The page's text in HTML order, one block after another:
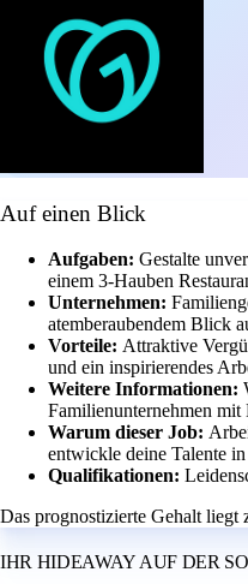
Auf einen Blick
Aufgaben: Gestalte
einem 3-Hauben
Unternehmen:
atemberaubendem Blick
Vorteile: Attraktive
und ein inspirierendes
Weitere Informationen:
Familienunternehmen mit
Warum dieser Job:
entwickle deine Talente
Qualifikationen:
Das prognostizierte Gehalt
IHR HIDEAWAY AUF DER